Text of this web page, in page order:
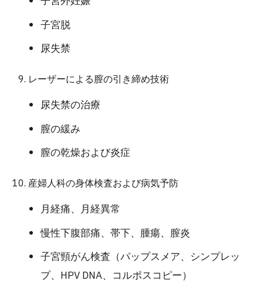
子宮脱
尿失禁
レーザーによる膣の引き締め技術
尿失禁の治療
膣の緩み
膣の乾燥および炎症
産婦人科の身体検査および病気予防
月経痛、月経異常
慢性下腹部痛、帯下、腫瘍、膣炎
子宮頸がん検査（パップスメア、シンプレッ
プ、HPV DNA、コルポスコピー）